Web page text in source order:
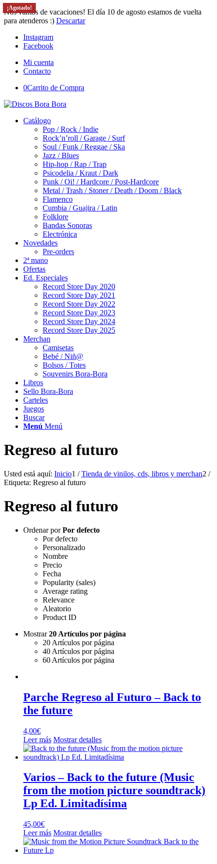
Nos vamos de vacaciones! El día 10 de agosto estamos de vuelta
para atenderos :) Descartar
Instagram
Facebook
Mi cuenta
Contacto
0Carrito de Compra
Catálogo
Pop / Rock / Indie
Rock’n’roll / Garage / Surf
Soul / Funk / Reggae / Ska
Jazz / Blues
Hip-hop / Rap / Trap
Psicodelia / Kraut / Dark
Punk / Oi! / Hardcore / Post-Hardcore
Metal / Trash / Stoner / Death / Doom / Black
Flamenco
Cumbia / Guajira / Latin
Folklore
Bandas Sonoras
Electrónica
Novedades
Pre-orders
2ª mano
Ofertas
Ed. Especiales
Record Store Day 2020
Record Store Day 2021
Record Store Day 2022
Record Store Day 2023
Record Store Day 2024
Record Store Day 2025
Merchan
Camisetas
Bebé / Niñ@
Bolsos / Totes
Souvenirs Bora-Bora
Libros
Sello Bora-Bora
Carteles
Juegos
Buscar
Menú Menú
Regreso al futuro
Usted está aquí: Inicio1 / Tienda de vinilos, cds, libros y merchan2 /
Etiqueta: Regreso al futuro
Regreso al futuro
Ordenar porPor defecto
Por defecto
Personalizado
Nombre
Precio
Fecha
Popularity (sales)
Average rating
Relevance
Aleatorio
Product ID
Mostrar20 Artículos por página
20 Artículos por página
40 Artículos por página
60 Artículos por página
¡Agotado!
Parche Regreso al Futuro – Back to
the future
4,00€
Leer más Mostrar detalles
¡Agotado!
Varios – Back to the future (Music
from the motion picture soundtrack)
Lp Ed. Limitadísima
45,00€
Leer más Mostrar detalles
¡Agotado!